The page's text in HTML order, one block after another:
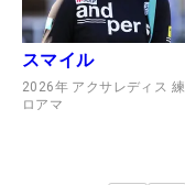
スマイル
2026年 アクサレディス
ロアマ